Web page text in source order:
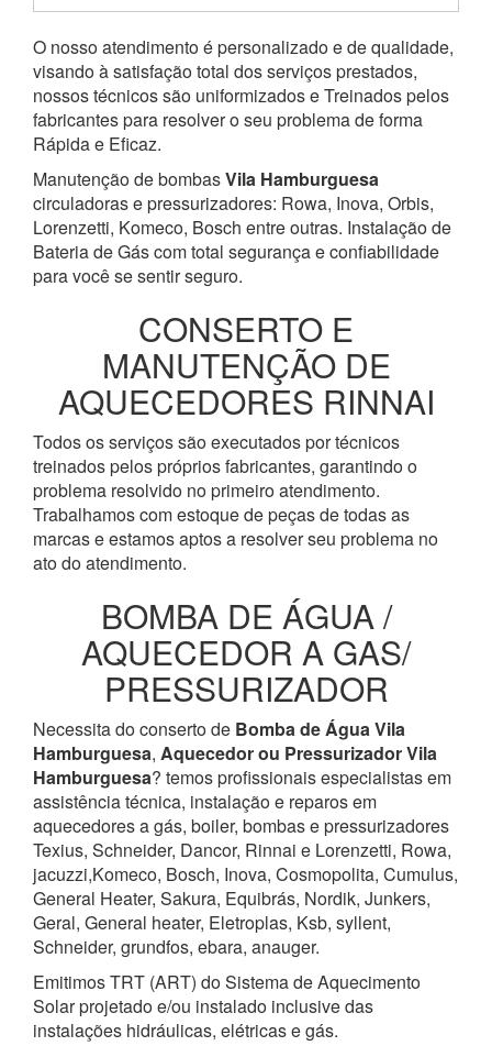
O nosso atendimento é personalizado e de qualidade,
visando à satisfação total dos serviços prestados,
nossos técnicos são uniformizados e Treinados pelos
fabricantes para resolver o seu problema de forma
Rápida e Eficaz.
Manutenção de bombasVila Hamburguesa
circuladoras e pressurizadores: Rowa, Inova, Orbis,
Lorenzetti, Komeco, Bosch entre outras. Instalação de
Bateria de Gás com total segurança e confiabilidade
para você se sentir seguro.
CONSERTO E
MANUTENÇÃO DE
AQUECEDORES RINNAI
Todos os serviços são executados por técnicos
treinados pelos próprios fabricantes, garantindo o
problema resolvido no primeiro atendimento.
Trabalhamos com estoque de peças de todas as
marcas e estamos aptos a resolver seu problema no
ato do atendimento.
BOMBA DE ÁGUA /
AQUECEDOR A GAS/
PRESSURIZADOR
Necessita do conserto de Bomba de ÁguaVila
Hamburguesa, Aquecedor ou PressurizadorVila
Hamburguesa? temos profissionais especialistas em
assistência técnica, instalação e reparos em
aquecedores a gás, boiler, bombas e pressurizadores
Texius, Schneider, Dancor, Rinnai e Lorenzetti, Rowa,
jacuzzi,Komeco, Bosch, Inova, Cosmopolita, Cumulus,
General Heater, Sakura, Equibrás, Nordik, Junkers,
Geral, General heater, Eletroplas, Ksb, syllent,
Schneider, grundfos, ebara, anauger.
Emitimos TRT (ART) do Sistema de Aquecimento
Solar projetado e/ou instalado inclusive das
instalações hidráulicas, elétricas e gás.